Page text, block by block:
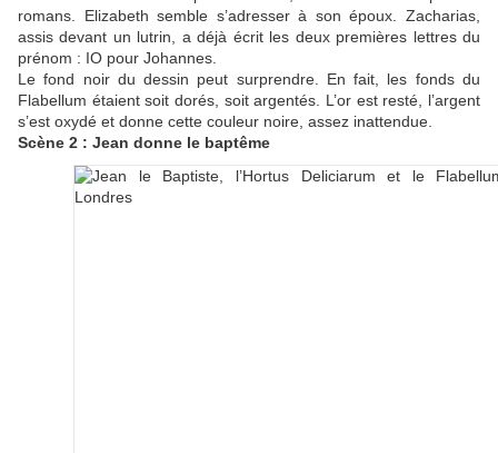
romans. Elizabeth semble s’adresser à son époux. Zacharias,
assis devant un lutrin, a déjà écrit les deux premières lettres du
prénom : IO pour Johannes.
Le fond noir du dessin peut surprendre. En fait, les fonds du
Flabellum étaient soit dorés, soit argentés. L’or est resté, l’argent
s’est oxydé et donne cette couleur noire, assez inattendue.
Scène 2 : Jean donne le baptême